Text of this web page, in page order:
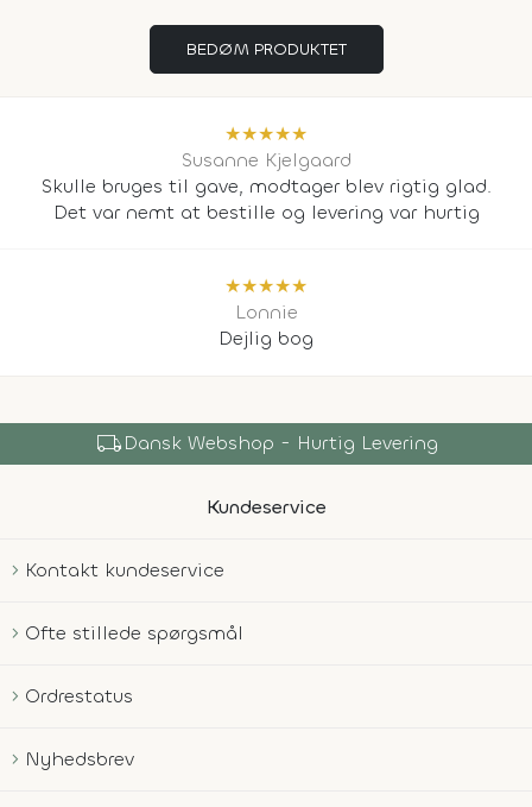
BEDØM PRODUKTET
★★★★★
Susanne Kjelgaard
Skulle bruges til gave, modtager blev rigtig glad.
Det var nemt at bestille og levering var hurtig
★★★★★
Lonnie
Dejlig bog
local_shippingDansk Webshop - Hurtig Levering
Kundeservice
Kontakt kundeservice
Ofte stillede spørgsmål
Ordrestatus
Nyhedsbrev